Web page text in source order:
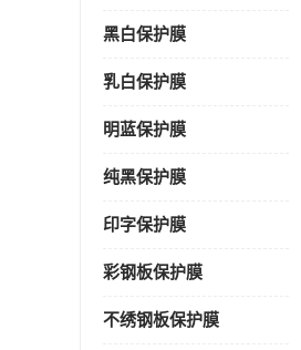
黑白保护膜
乳白保护膜
明蓝保护膜
纯黑保护膜
印字保护膜
彩钢板保护膜
不绣钢板保护膜